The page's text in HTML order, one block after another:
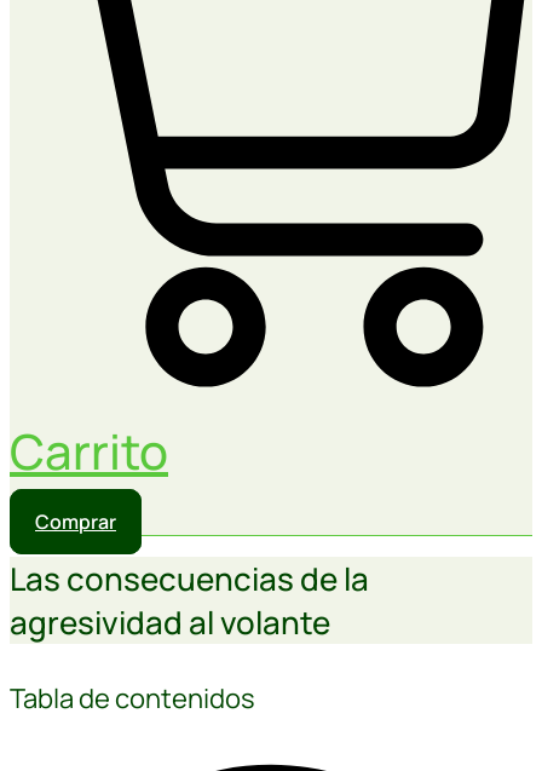
Carrito
Comprar
Las consecuencias de la
agresividad al volante
Tabla de contenidos